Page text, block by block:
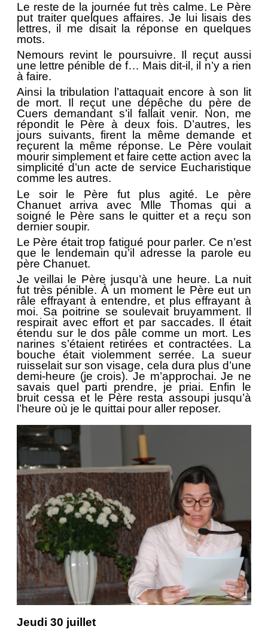
Le reste de la journée fut très calme. Le Père
put traiter quelques affaires. Je lui lisais des
lettres, il me disait la réponse en quelques
mots.
Nemours revint le poursuivre. Il reçut aussi
une lettre pénible de f… Mais dit-il, il n’y a rien
à faire.
Ainsi la tribulation l’attaquait encore à son lit
de mort. Il reçut une dépêche du père de
Cuers demandant s’il fallait venir. Non, me
répondit le Père à deux fois. D’autres, les
jours suivants, firent la même demande et
reçurent la même réponse. Le Père voulait
mourir simplement et faire cette action avec la
simplicité d’un acte de service Eucharistique
comme les autres.
Le soir le Père fut plus agité. Le père
Chanuet arriva avec Mlle Thomas qui a
soigné le Père sans le quitter et a reçu son
dernier soupir.
Le Père était trop fatigué pour parler. Ce n’est
que le lendemain qu’il adresse la parole eu
père Chanuet.
Je veillai le Père jusqu’à une heure. La nuit
fut très pénible. À un moment le Père eut un
râle effrayant à entendre, et plus effrayant à
moi. Sa poitrine se soulevait bruyamment. Il
respirait avec effort et par saccades. Il était
étendu sur le dos pâle comme un mort. Les
narines s’étaient retirées et contractées. La
bouche était violemment serrée. La sueur
ruisselait sur son visage, cela dura plus d’une
demi-heure (je crois). Je m’approchai. Je ne
savais quel parti prendre, je priai. Enfin le
bruit cessa et le Père resta assoupi jusqu’à
l’heure où je le quittai pour aller reposer.
Jeudi 30 juillet